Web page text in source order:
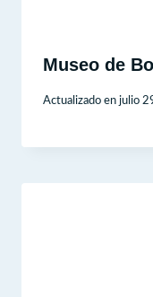
Museo de
Actualizado en julio